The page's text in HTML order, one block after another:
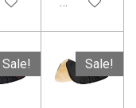
Sale! Sale!